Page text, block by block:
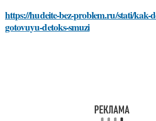
https://hudeite-bez-problem.ru/stati/kak-
gotovuyu-detoks-smuzi